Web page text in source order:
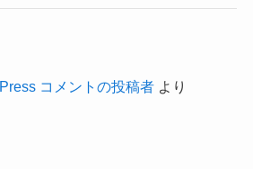
コメントの投稿者より